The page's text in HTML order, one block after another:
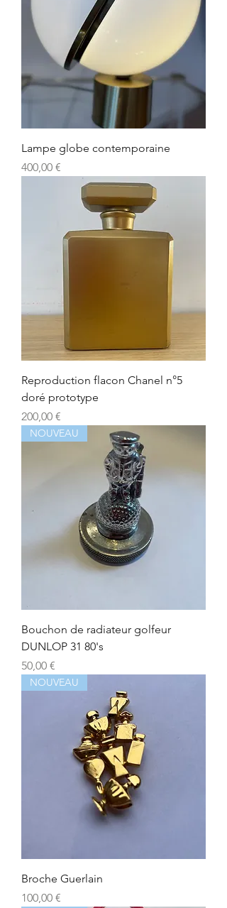
Lampe globe contemporaine
Prix
400,00 €
Reproduction flacon Chanel n°5
doré prototype
Prix
200,00 €
NOUVEAU
Bouchon de radiateur golfeur
DUNLOP 31 80's
Prix
50,00 €
NOUVEAU
Broche Guerlain
Prix
100,00 €